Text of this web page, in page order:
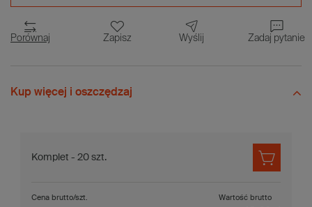
Porównaj Zapisz Wyślij Zadaj pytanie
Kup więcej i oszczędzaj
Komplet - 20 szt.
Cena brutto/szt. Wartość brutto